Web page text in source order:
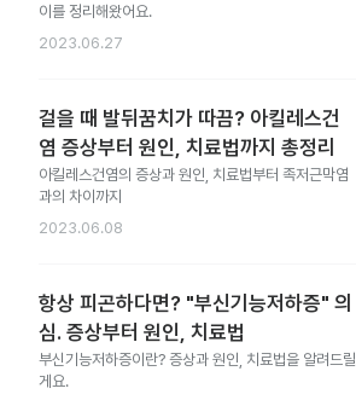
이를 정리해왔어요.
2023.06.27
걸을 때 발뒤꿈치가 따끔? 아킬레스건
염 증상부터 원인, 치료법까지 총정리
아킬레스건염의 증상과 원인, 치료법부터 족저근막염
과의 차이까지
2023.06.08
항상 피곤하다면? "부신기능저하증" 의
심. 증상부터 원인, 치료법
부신기능저하증이란? 증상과 원인, 치료법을 알려드릴
게요.